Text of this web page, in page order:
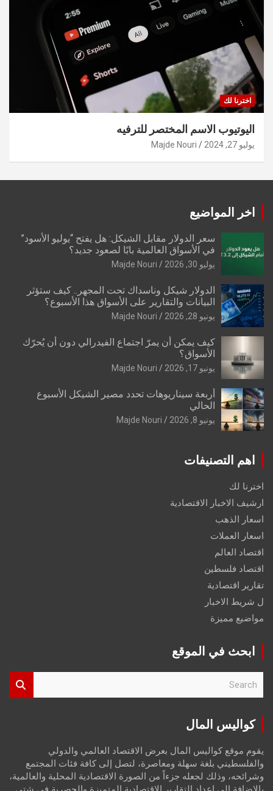
اخترنا لك
اليوتيوب الاسم المختصر للترفيه
يوليو 27, 2024 Majde Nouri
اخر المواضيع
سعر الدولار مقابل الشيكل: هل يفتح “يوليو الأسود”
في الأسواق العالمية بابًا لصعود جديد؟
يوليو 30, 2026 Majde Nouri
الدولار شيكل وناسداك تحت المجهر.. كيف ستؤثر
البيانات والتقارير على الأسواق هذا الأسبوع؟
يونيو 28, 2026 Majde Nouri
كيف يمكن أن يمرّ اجتماع الفيدرالي دون أن يُحرّك
الأسواق؟
يونيو 17, 2026 Majde Nouri
أربعة سيناريوهات تحدد مصير الشيكل الأسبوع
الحالي
يونيو 8, 2026 Majde Nouri
اهم التصنيفات
اخترنا لك
ارشيف الاخبار الاقتصادية
اسعار الذهب
اسعار العملات
اقتصاد العالم
اقتصاد فلسطين
تقارير اقتصادية
ل شريط الاخبار
مواضيع مميزة
ابحث في الموقع
r
كواليس المال
يقوم موقع كواليس المال بعرض الاقتصاد العالمي والدولي
والفلسطيني بلغة سهلة ومعاصرة، لتصل إلى كافة فئات المجتمع
وشرائحه، وذلك لجعله جزءاً من الصورة الاقتصادية المحلية والعالمية،